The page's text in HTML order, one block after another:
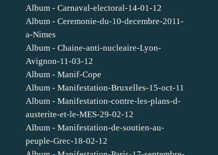
Album - Carnaval-electoral-14-01-12
Album - Ceremonie-du-10-decembre-2011-
a-Nimes
Album - Chaine-anti-nucleaire-Lyon-
Avignon-11-03-12
Album - Manif-Cope
Album - Manifestation-Bruxelles-15-oct-11
Album - Manifestation-contre-les-plans-d-
austerite-et-le-MES-29-02-12
Album - Manifestation-de-soutien-au-
peuple-Grec-18-02-12